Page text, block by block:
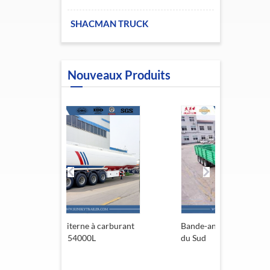
SHACMAN TRUCK
Nouveaux Produits
Bande-annonce de l'Afrique